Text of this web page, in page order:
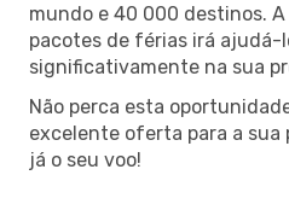
mundo e 40 000 destinos.
pacotes de férias irá ajudá-
significativamente na sua
Não perca esta
excelente oferta para a sua
já o seu voo!